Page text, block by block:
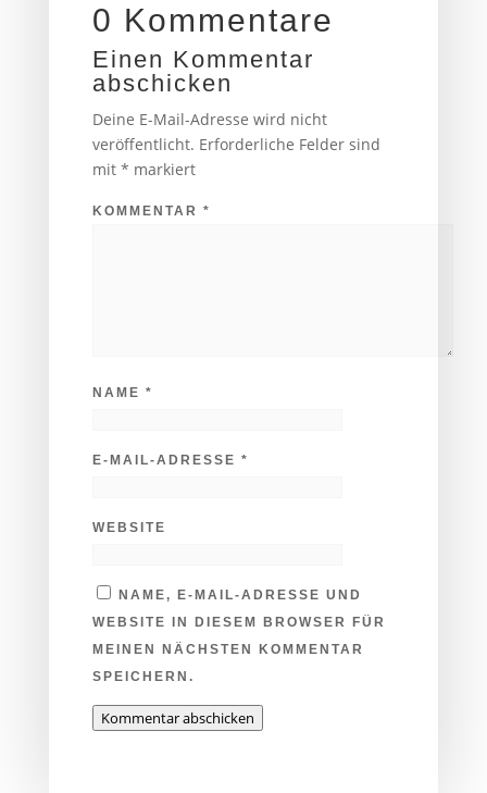
0 Kommentare
Einen Kommentar
abschicken
Deine E-Mail-Adresse wird nicht
veröffentlicht. Erforderliche Felder sind
mit * markiert
KOMMENTAR *
NAME *
E-MAIL-ADRESSE *
WEBSITE
NAME, E-MAIL-ADRESSE UND
WEBSITE IN DIESEM BROWSER FÜR
MEINEN NÄCHSTEN KOMMENTAR
SPEICHERN.
Kommentar abschicken